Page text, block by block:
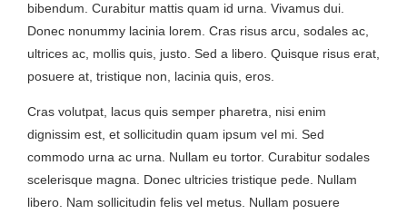
bibendum. Curabitur mattis quam id urna. Vivamus dui.
Donec nonummy lacinia lorem. Cras risus arcu, sodales ac,
ultrices ac, mollis quis, justo. Sed a libero. Quisque risus erat,
posuere at, tristique non, lacinia quis, eros.
Cras volutpat, lacus quis semper pharetra, nisi enim
dignissim est, et sollicitudin quam ipsum vel mi. Sed
commodo urna ac urna. Nullam eu tortor. Curabitur sodales
scelerisque magna. Donec ultricies tristique pede. Nullam
libero. Nam sollicitudin felis vel metus. Nullam posuere